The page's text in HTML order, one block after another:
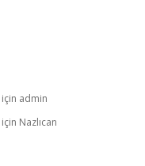
için admin
için Nazlıcan